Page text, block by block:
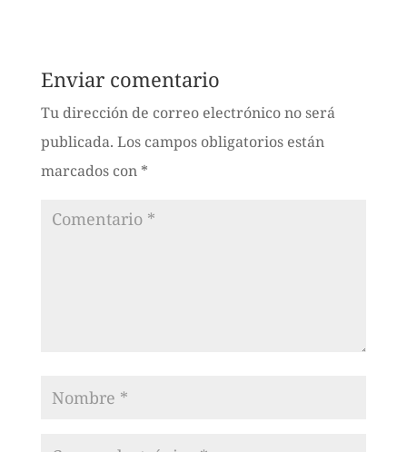
Enviar comentario
Tu dirección de correo electrónico no será
publicada. Los campos obligatorios están
marcados con *